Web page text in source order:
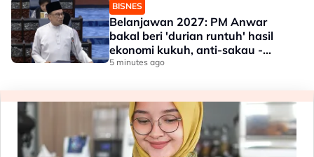
BISNES
Belanjawan 2027: PM Anwar
bakal beri 'durian runtuh' hasil
ekonomi kukuh, anti-sakau -
Penganalisis
5 minutes ago